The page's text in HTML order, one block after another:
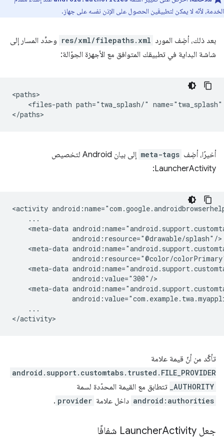
الخدمة، لأنّه لا يمكن لتطبيقَين الحصول على الإذن نفسه على جهاز.
بعد ذلك، أضِف المورد res/xml/filepaths.xml وحدِّد المسار إلى
شاشة البداية في تطبيقك المتوافق مع الأجهزة الجوّالة:
<files-path path="twa_splash/" name="twa_splash"
أخيرًا، أضِف meta-tags
إلى بيان Android لتخصيص
LauncherActivity:
<activity
<meta-data
<meta-data
<meta-data
<meta-data
...
تأكَّد من أنّ قيمة علامة
android.support.customtabs.trusted.FILE_PROVIDER
_AUTHORITY
تتطابق مع القيمة المحدّدة لسمة
android:authorities داخل علامة provider
.
جعل Launcher Activity شفافًا